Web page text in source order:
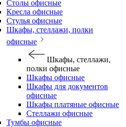
Столы офисные
Кресла офисные
Стулья офисные
Шкафы, стеллажи, полки
офисные
Шкафы, стеллажи,
полки офисные
Шкафы офисные
Шкафы для документов
офисные
Шкафы платяные офисные
Стеллажи офисные
Тумбы офисные